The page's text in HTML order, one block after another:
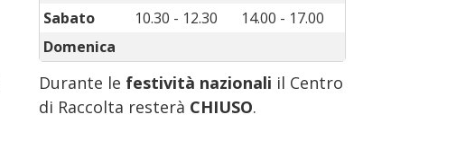
Sabato
10.30 - 12.30
14.00 - 17.00
Domenica
Durante le festività nazionali il Centro
di Raccolta resterà CHIUSO.